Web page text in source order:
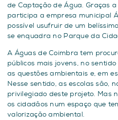
de Captação de Água. Graças
participa a empresa municipal
possível usufruir de um
se enquadra no Parque da
A Águas de Coimbra tem
públicos mais jovens, no
as questões ambientais e, em
Nesse sentido, as escolas são,
privilegiado deste projeto. Mas
os cidadãos num espaço que
valorização ambiental.